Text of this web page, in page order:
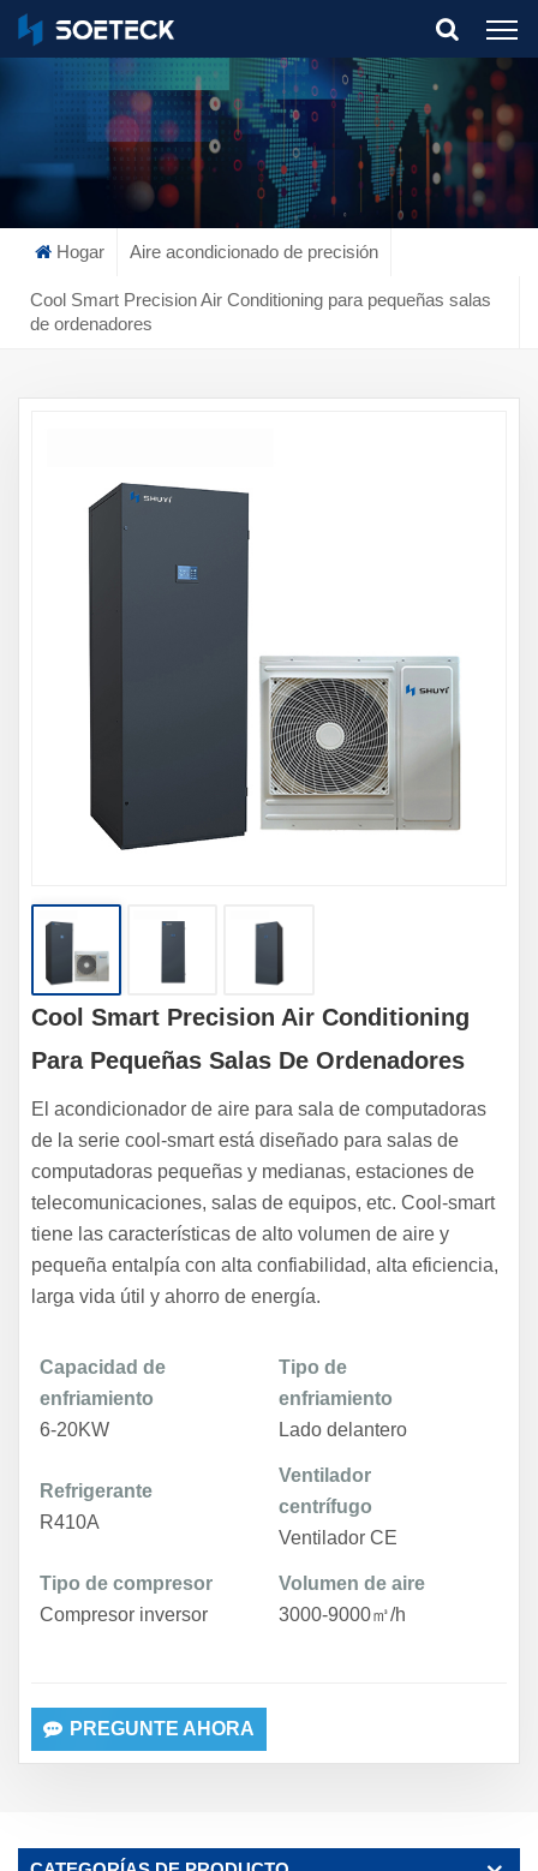
What Are You Looking For?
Hogar Aire acondicionado de precisión
Cool Smart Precision Air Conditioning para pequeñas salas
de ordenadores
Cool Smart Precision Air Conditioning
Para Pequeñas Salas De Ordenadores
El acondicionador de aire para sala de computadoras
de la serie cool-smart está diseñado para salas de
computadoras pequeñas y medianas, estaciones de
telecomunicaciones, salas de equipos, etc. Cool-smart
tiene las características de alto volumen de aire y
pequeña entalpía con alta confiabilidad, alta eficiencia,
larga vida útil y ahorro de energía.
Capacidad de
enfriamiento
6-20KW
Tipo de
enfriamiento
Lado delantero
Refrigerante
R410A
Ventilador
centrífugo
Ventilador CE
Tipo de compresor
Compresor inversor
Volumen de aire
3000-9000㎥/h
PREGUNTE AHORA